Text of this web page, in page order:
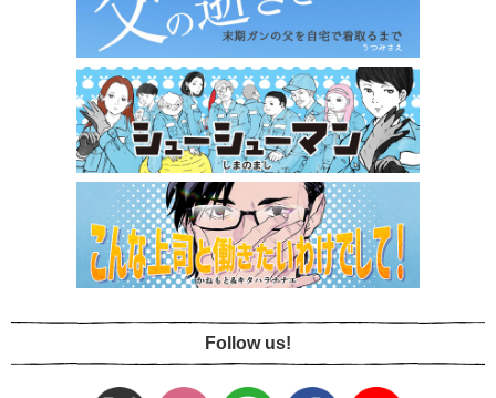
Follow us!